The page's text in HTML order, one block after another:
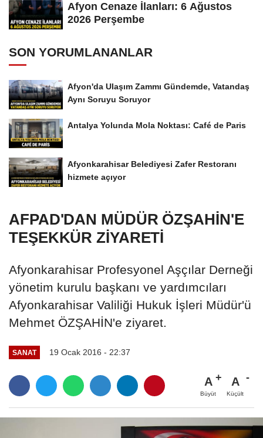
Afyon Cenaze İlanları: 6 Ağustos
2026 Perşembe
SON YORUMLANANLAR
Afyon'da Ulaşım Zammı Gündemde, Vatandaş
Aynı Soruyu Soruyor
Antalya Yolunda Mola Noktası: Café de Paris
Afyonkarahisar Belediyesi Zafer Restoranı
hizmete açıyor
AFPAD'DAN MÜDÜR ÖZŞAHİN'E
TEŞEKKÜR ZİYARETİ
Afyonkarahisar Profesyonel Aşçılar Derneği
yönetim kurulu başkanı ve yardımcıları
Afyonkarahisar Valiliği Hukuk İşleri Müdür'ü
Mehmet ÖZŞAHİN'e ziyaret.
SANAT 19 Ocak 2016 - 22:37
A
Büyüt
A
Küçült